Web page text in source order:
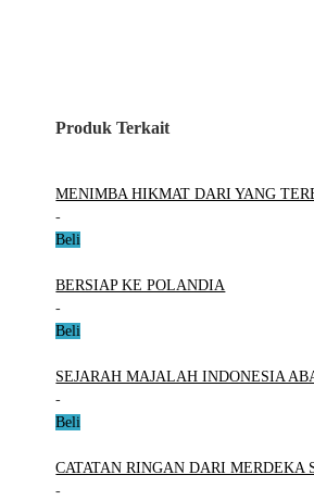
Produk Terkait
MENIMBA HIKMAT DARI YANG
-
Beli
BERSIAP KE POLANDIA
-
Beli
SEJARAH MAJALAH INDONESIA
-
Beli
CATATAN RINGAN DARI MERDEKA
-